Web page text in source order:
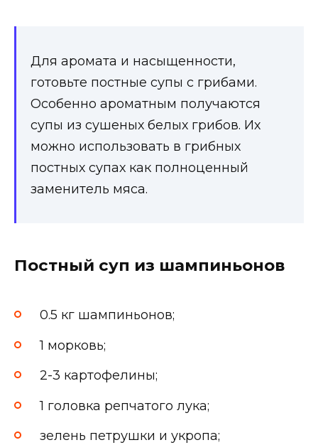
Для аромата и насыщенности,
готовьте постные супы с грибами.
Особенно ароматным получаются
супы из сушеных белых грибов. Их
можно использовать в грибных
постных супах как полноценный
заменитель мяса.
Постный суп из шампиньонов
0.5 кг шампиньонов;
1 морковь;
2-3 картофелины;
1 головка репчатого лука;
зелень петрушки и укропа;